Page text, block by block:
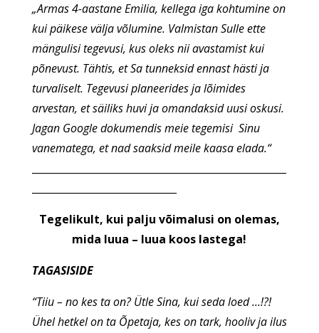
„Armas 4-aastane Emilia, kellega iga kohtumine on
kui päikese välja võlumine. Valmistan Sulle ette
mängulisi tegevusi, kus oleks nii avastamist kui
põnevust. Tähtis, et Sa tunneksid ennast hästi ja
turvaliselt. Tegevusi planeerides ja lõimides
arvestan, et säiliks huvi ja omandaksid uusi oskusi.
Jagan Google dokumendis meie tegemisi Sinu
vanematega, et nad saaksid meile kaasa elada.“
Tegelikult, kui palju võimalusi on olemas,
mida luua – luua koos lastega!
TAGASISIDE
“Tiiu – no kes ta on? Ütle Sina, kui seda loed …!?!
Ühel hetkel on ta Õpetaja, kes on tark, hooliv ja ilus